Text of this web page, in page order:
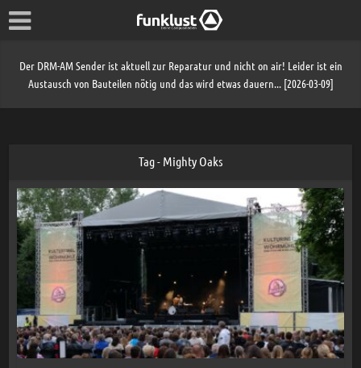
Der DRM-AM Sender ist aktuell zur Reparatur und nicht on air! Leider ist ein
Austausch von Bauteilen nötig und das wird etwas dauern... [2026-03-09]
Tag - Mighty Oaks